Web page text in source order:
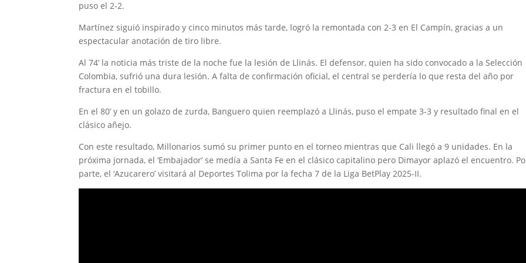
puso el 2-2.
Martínez siguió inspirado y cinco minutos más tarde, logró la remontada con 2-3 en El Campín, gracias a un
espectacular anotación de tiro libre.
Al 74’ la noticia más triste de la noche fue la lesión de Llinás. El defensor, quien ha sido convocado a la Selección
Colombia, sufrió una dura lesión. A falta de confirmación oficial, el central se perdería lo que resta del año por
fractura en el tobillo.
En el 80’ y en un golazo de zurda, Banguero quien reemplazó a Llinás, puso el empate 3-3 y resultado final en el
clásico añejo.
Con este resultado, Millonarios sumó su primer punto en el torneo mientras que Cali llegó a 9 unidades. En la
próxima jornada, el ‘Embajador’ se medía a Santa Fe en el clásico capitalino pero Dimayor aplazó el encuentro.
parte, el ‘Azucarero’ visitará al Deportes Tolima por la fecha 7 de la Liga BetPlay 2025-II.